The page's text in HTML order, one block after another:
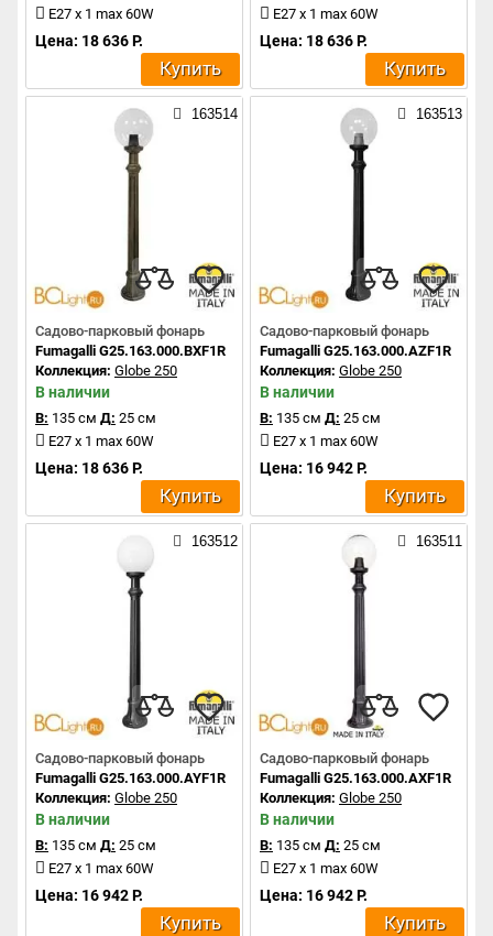
E27 x 1 max 60W
Цена: 18 636 Р.
Купить
E27 x 1 max 60W
Цена: 18 636 Р.
Купить
163514
Садово-парковый фонарь
Fumagalli G25.163.000.BXF1R
Коллекция: Globe 250
В наличии
В: 135 см Д: 25 см
E27 x 1 max 60W
Цена: 18 636 Р.
Купить
163513
Садово-парковый фонарь
Fumagalli G25.163.000.AZF1R
Коллекция: Globe 250
В наличии
В: 135 см Д: 25 см
E27 x 1 max 60W
Цена: 16 942 Р.
Купить
163512
Садово-парковый фонарь
Fumagalli G25.163.000.AYF1R
Коллекция: Globe 250
В наличии
В: 135 см Д: 25 см
E27 x 1 max 60W
Цена: 16 942 Р.
Купить
163511
Садово-парковый фонарь
Fumagalli G25.163.000.AXF1R
Коллекция: Globe 250
В наличии
В: 135 см Д: 25 см
E27 x 1 max 60W
Цена: 16 942 Р.
Купить